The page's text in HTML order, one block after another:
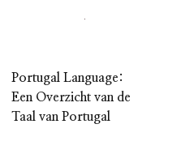
Portugal Language:
Een Overzicht van de
Taal van Portugal